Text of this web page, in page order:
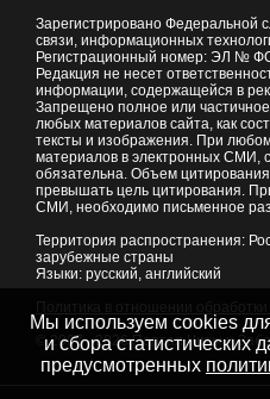
Зарегистрировано Федеральной
связи, информационных
Регистрационный номер: ЭЛ №
Редакция не несет
информации, содержащейся в
Запрещено полное или
любых материалов сайта, как
тексты и изображения. При
материалов в электронных СМИ,
обязательна. Объем
превышать цель цитирования.
СМИ, необходимо письменное
Территория распространения:
зарубежные страны
Языки: русский, английский
© 2007 - 2026Портал Читы и
Мы используем cookies
и сбора статистических
предусмотренных